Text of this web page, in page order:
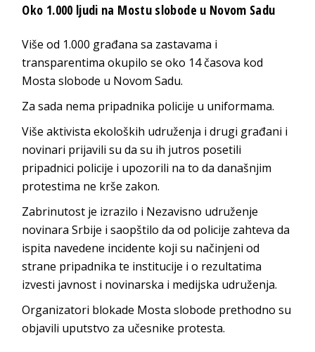
Oko 1.000 ljudi na Mostu slobode u Novom Sadu
Više od 1.000 građana sa zastavama i
transparentima okupilo se oko 14 časova kod
Mosta slobode u Novom Sadu.
Za sada nema pripadnika policije u uniformama.
Više aktivista ekoloških udruženja i drugi građani i
novinari prijavili su da su ih jutros posetili
pripadnici policije i upozorili na to da današnjim
protestima ne krše zakon.
Zabrinutost je izrazilo i Nezavisno udruženje
novinara Srbije i saopštilo da od policije zahteva da
ispita navedene incidente koji su načinjeni od
strane pripadnika te institucije i o rezultatima
izvesti javnost i novinarska i medijska udruženja.
Organizatori blokade Mosta slobode prethodno su
objavili uputstvo za učesnike protesta.